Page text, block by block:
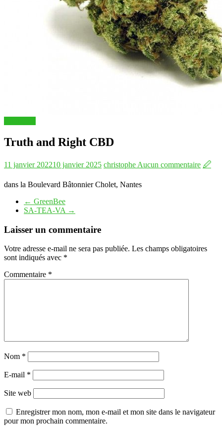
Truth and Right CBD
11 janvier 202210 janvier 2025 christophe Aucun commentaire 🖉
dans la Boulevard Bâtonnier Cholet, Nantes
← GreenBee
SA-TEA-VA →
Laisser un commentaire
Votre adresse e-mail ne sera pas publiée. Les champs obligatoires
sont indiqués avec *
Commentaire *
Nom *
E-mail *
Site web
Enregistrer mon nom, mon e-mail et mon site dans le navigateur
pour mon prochain commentaire.